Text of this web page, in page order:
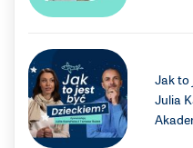
Jak to
Julia